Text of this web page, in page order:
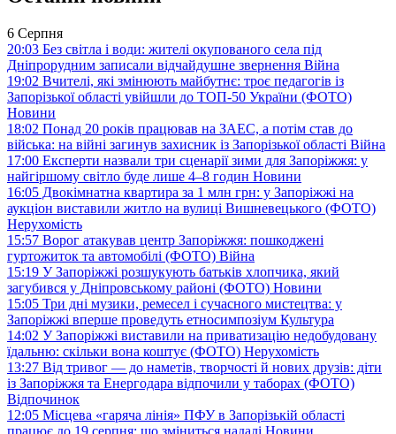
6 Серпня
20:03 Без світла і води: жителі окупованого села під
Дніпрорудним записали відчайдушне звернення Війна
19:02 Вчителі, які змінюють майбутнє: троє педагогів із
Запорізької області увійшли до ТОП-50 України (ФОТО)
Новини
18:02 Понад 20 років працював на ЗАЕС, а потім став до
війська: на війні загинув захисник із Запорізької області Війна
17:00 Експерти назвали три сценарії зими для Запоріжжя: у
найгіршому світло буде лише 4–8 годин Новини
16:05 Двокімнатна квартира за 1 млн грн: у Запоріжжі на
аукціон виставили житло на вулиці Вишневецького (ФОТО)
Нерухомість
15:57 Ворог атакував центр Запоріжжя: пошкоджені
гуртожиток та автомобілі (ФОТО) Війна
15:19 У Запоріжжі розшукують батьків хлопчика, який
загубився у Дніпровському районі (ФОТО) Новини
15:05 Три дні музики, ремесел і сучасного мистецтва: у
Запоріжжі вперше проведуть етносимпозіум Культура
14:02 У Запоріжжі виставили на приватизацію недобудовану
їдальню: скільки вона коштує (ФОТО) Нерухомість
13:27 Від тривог — до наметів, творчості й нових друзів: діти
із Запоріжжя та Енергодара відпочили у таборах (ФОТО)
Відпочинок
12:05 Місцева «гаряча лінія» ПФУ в Запорізькій області
працює до 19 серпня: що зміниться надалі Новини